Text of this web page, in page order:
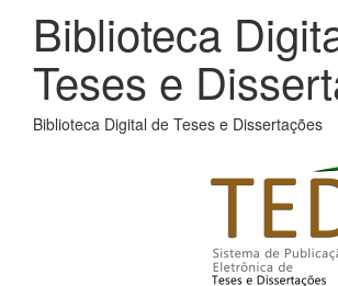
Biblioteca
Teses e
Biblioteca Digital de Teses e Dissertações